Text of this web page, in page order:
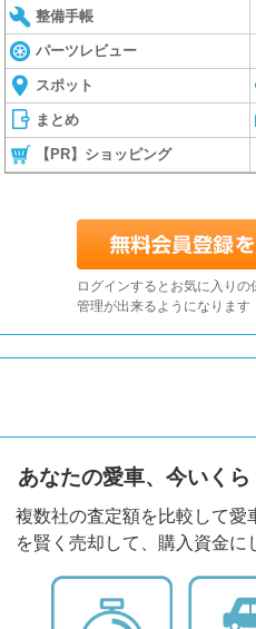
整備手帳
パーツレビュー
スポット
まとめ
【PR】ショッピング
ログインするとお気に入り
管理が出来るようになります
あなたの愛車、今いくら
複数社の査定額を比較して愛
を賢く売却して、購入資金に